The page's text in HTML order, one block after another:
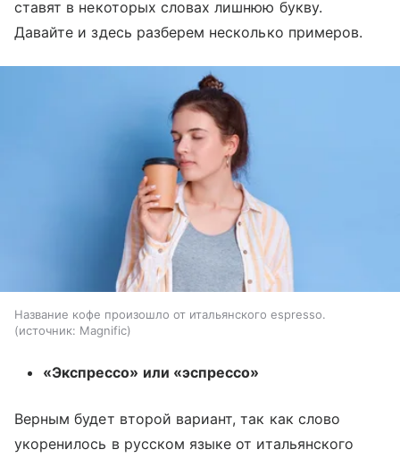
ставят в некоторых словах лишнюю букву.
Давайте и здесь разберем несколько примеров.
Название кофе произошло от итальянского espresso.
источник: Magnific
«Экспрессо» или «эспрессо»
Верным будет второй вариант, так как слово
укоренилось в русском языке от итальянского